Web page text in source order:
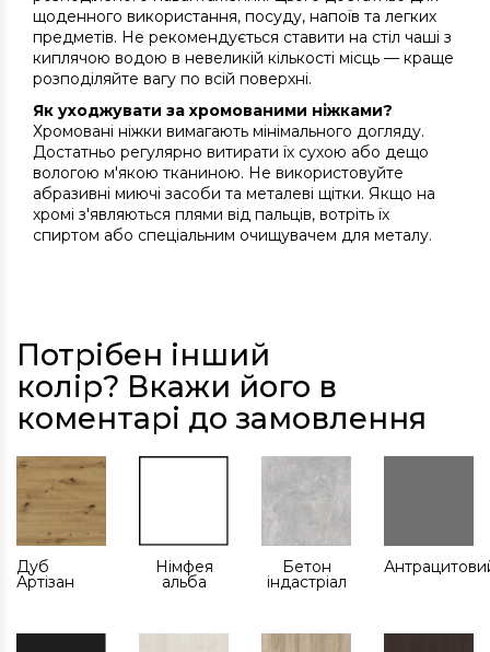
щоденного використання, посуду, напоїв та легких
предметів. Не рекомендується ставити на стіл чаші з
киплячою водою в невеликій кількості місць — краще
розподіляйте вагу по всій поверхні.
Як уходжувати за хромованими ніжками?
Хромовані ніжки вимагають мінімального догляду.
Достатньо регулярно витирати їх сухою або дещо
вологою м'якою тканиною. Не використовуйте
абразивні миючі засоби та металеві щітки. Якщо на
хромі з'являються плями від пальців, вотріть їх
спиртом або спеціальним очищувачем для металу.
Потрібен інший
колір? Вкажи його в
коментарі до замовлення
Дуб
Артізан
Німфея
альба
Бетон
індастріал